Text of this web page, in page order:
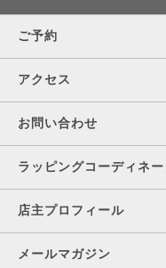
ご予約
アクセス
お問い合わせ
ラッピングコーディ
店主プロフィール
メールマガジン